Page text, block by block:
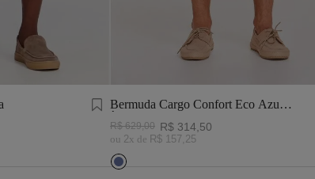
Bermuda Cargo Confort Eco Azul
Índigo
R$ 629,00 R$ 314 50
ou 2x de R$ 157, 25